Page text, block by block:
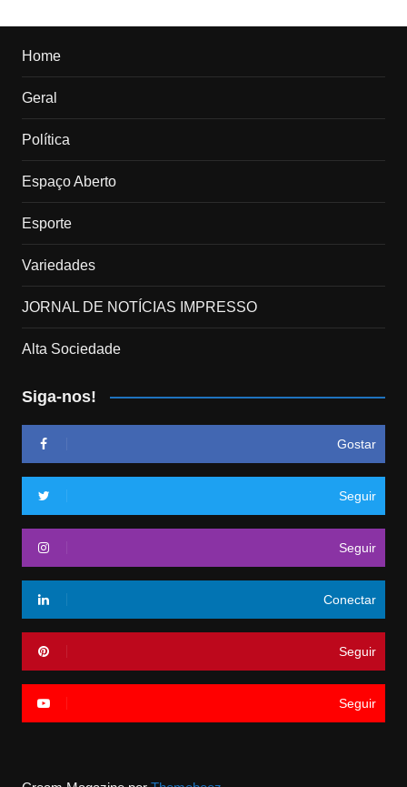
Home
Geral
Política
Espaço Aberto
Esporte
Variedades
JORNAL DE NOTÍCIAS IMPRESSO
Alta Sociedade
Siga-nos!
Gostar
Seguir
Seguir
Conectar
Seguir
Seguir